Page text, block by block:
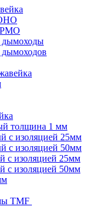
дымоходы
толщина 1 мм
с изоляцией 25мм
с изоляцией 50мм
с изоляцией 25мм
с изоляцией 50мм
TMF